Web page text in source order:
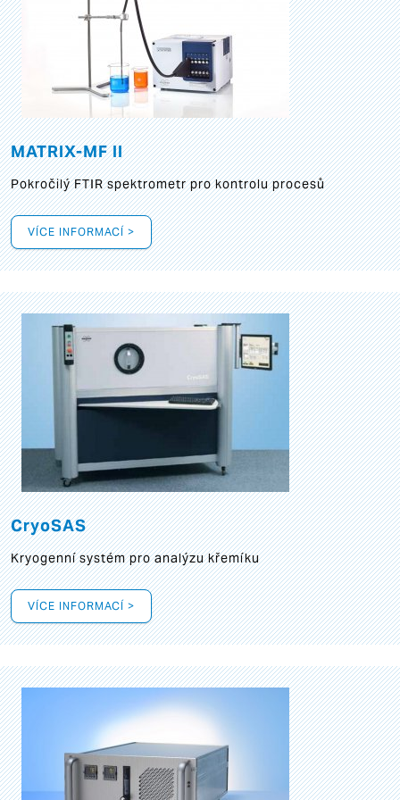
MATRIX-MF II
Pokročilý FTIR spektrometr pro kontrolu procesů
VÍCE INFORMACÍ >
CryoSAS
Kryogenní systém pro analýzu křemíku
VÍCE INFORMACÍ >